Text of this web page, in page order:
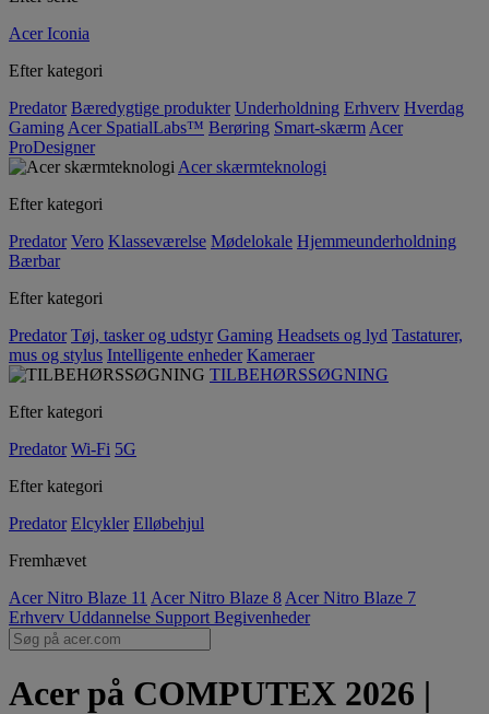
Acer Iconia
Efter kategori
Predator Bæredygtige produkter Underholdning Erhverv Hverdag
Gaming Acer SpatialLabs™ Berøring Smart-skærm Acer
ProDesigner
Acer skærmteknologi
Efter kategori
Predator Vero Klasseværelse Mødelokale Hjemmeunderholdning
Bærbar
Efter kategori
Predator Tøj, tasker og udstyr Gaming Headsets og lyd Tastaturer,
mus og stylus Intelligente enheder Kameraer
TILBEHØRSSØGNING
Efter kategori
Predator Wi-Fi 5G
Efter kategori
Predator Elcykler Elløbehjul
Fremhævet
Acer Nitro Blaze 11 Acer Nitro Blaze 8 Acer Nitro Blaze 7
Erhverv Uddannelse Support Begivenheder
Acer på COMPUTEX 2026 |